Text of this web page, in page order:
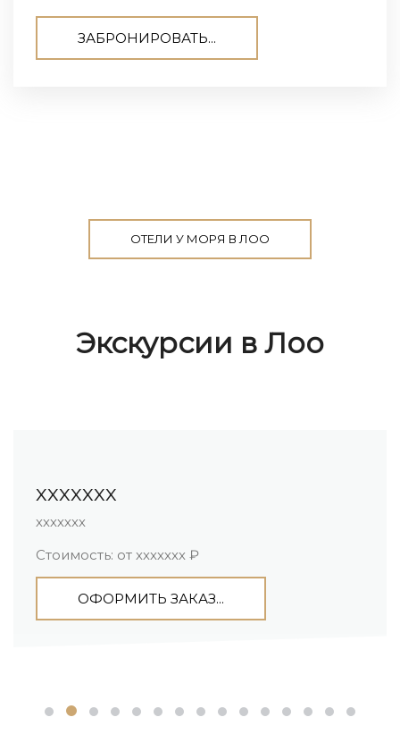
ЗАБРОНИРОВАТЬ...
ОТЕЛИ У МОРЯ В ЛОО
Экскурсии в Лоо
ххххххх
ххххххх
Стоимость: от ххххххх ₽
ОФОРМИТЬ ЗАКАЗ...